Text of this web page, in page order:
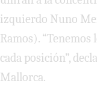
izquierdo Nuno
Ramos).
cada posición”,
Mallorca.